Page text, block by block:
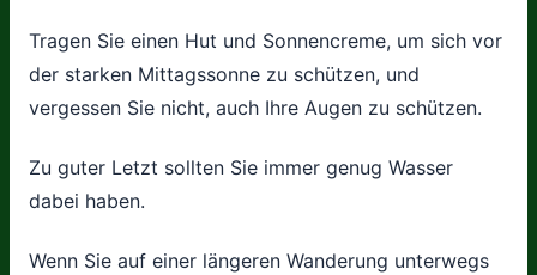
Tragen Sie einen Hut und Sonnencreme, um sich vor
der starken Mittagssonne zu schützen, und
vergessen Sie nicht, auch Ihre Augen zu schützen.
Zu guter Letzt sollten Sie immer genug Wasser
dabei haben.
Wenn Sie auf einer längeren Wanderung unterwegs